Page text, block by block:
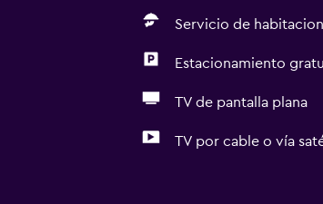
Servicio de
Estacionamiento
TV de pantalla plana
TV por cable o vía